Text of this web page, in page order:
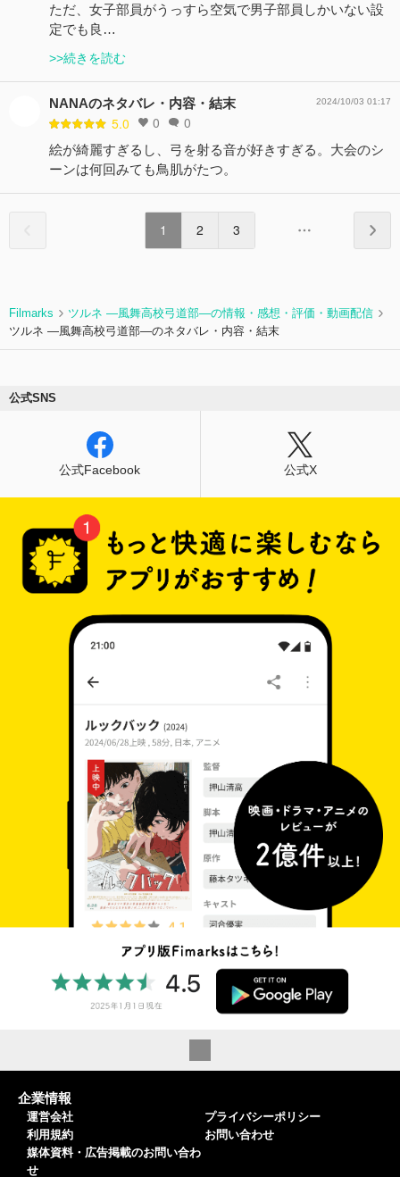
ただ、女子部員がうっすら空気で男子部員しかいない設
定でも良…
>>続きを読む
NANAのネタバレ・内容・結末
5.0 0 0
2024/10/03 01:17
絵が綺麗すぎるし、弓を射る音が好きすぎる。大会のシ
ーンは何回みても鳥肌がたつ。
1 2 3
Filmarks
ツルネ ―風舞高校弓道部―の情報・感想・評価・動画配信
ツルネ ―風舞高校弓道部―のネタバレ・内容・結末
公式SNS
公式Facebook 公式X
企業情報
運営会社
利用規約
媒体資料・広告掲載のお問い合わ
せ
プライバシーポリシー
お問い合わせ